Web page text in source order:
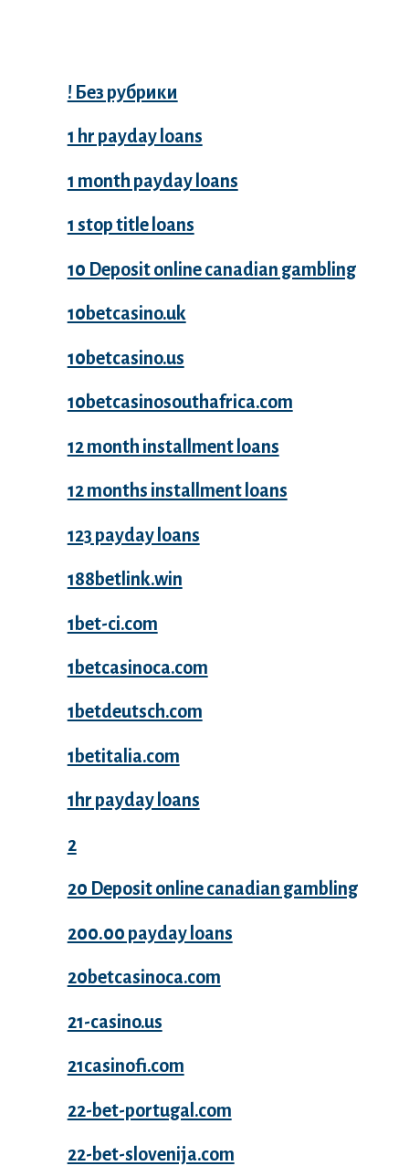
! Без рубрики
1 hr payday loans
1 month payday loans
1 stop title loans
10 Deposit online canadian gambling
10betcasino.uk
10betcasino.us
10betcasinosouthafrica.com
12 month installment loans
12 months installment loans
123 payday loans
188betlink.win
1bet-ci.com
1betcasinoca.com
1betdeutsch.com
1betitalia.com
1hr payday loans
2
20 Deposit online canadian gambling
200.00 payday loans
20betcasinoca.com
21-casino.us
21casinofi.com
22-bet-portugal.com
22-bet-slovenija.com